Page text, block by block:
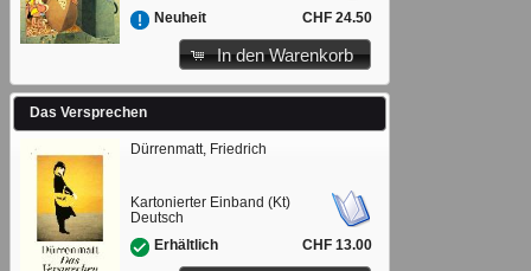
Neuheit
CHF 24.50
In den Warenkorb
Das Versprechen
Dürrenmatt, Friedrich
Kartonierter Einband (Kt)
Deutsch
Erhältlich
CHF 13.00